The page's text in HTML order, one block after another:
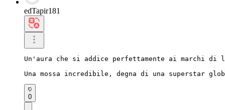
edTapir181
Un'aura che si addice perfettamente ai marchi di
Una mossa incredibile, degna di una superstar
0